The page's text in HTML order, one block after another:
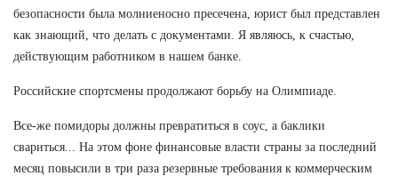
безопасности была молниеносно пресечена, юрист был представлен
как знающий, что делать с документами. Я являюсь, к счастью,
действующим работником в нашем банке.
Российские спортсмены продолжают борьбу на Олимпиаде.
Все-же помидоры должны превратиться в соус, а баклики
свариться... На этом фоне финансовые власти страны за последний
месяц повысили в три раза резервные требования к коммерческим